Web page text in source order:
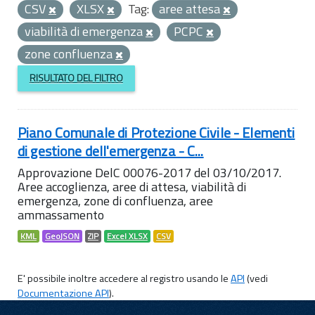
CSV
XLSX Tag: aree attesa
viabilità di emergenza
PCPC
zone confluenza
RISULTATO DEL FILTRO
Piano Comunale di Protezione Civile - Elementi
di gestione dell'emergenza - C...
Approvazione DelC 00076-2017 del 03/10/2017.
Aree accoglienza, aree di attesa, viabilità di
emergenza, zone di confluenza, aree
ammassamento
KML GeoJSON ZIP Excel XLSX CSV
E' possibile inoltre accedere al registro usando leAPI(vedi
Documentazione API).